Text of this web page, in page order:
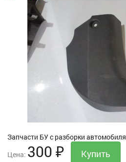
Запчасти БУ с разборки автомобиля
Цена: 300 ₽